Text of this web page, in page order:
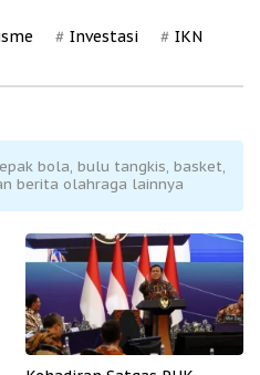
Investasi IKN
bola, bulu tangkis, basket,
berita olahraga lainnya